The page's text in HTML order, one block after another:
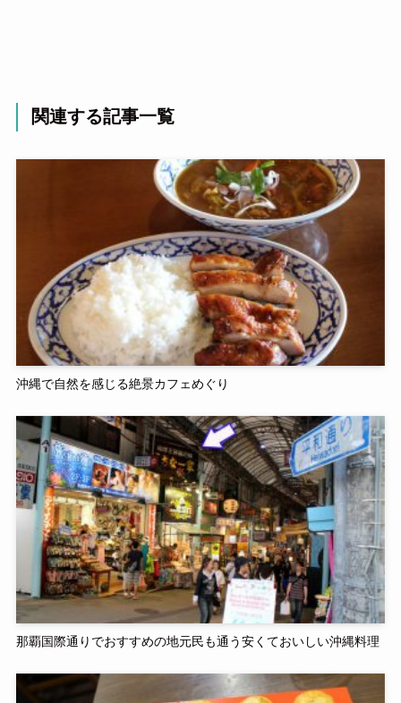
関連する記事一覧
沖縄で自然を感じる絶景カフェめぐり
那覇国際通りでおすすめの地元民も通う安くておいしい沖縄料理